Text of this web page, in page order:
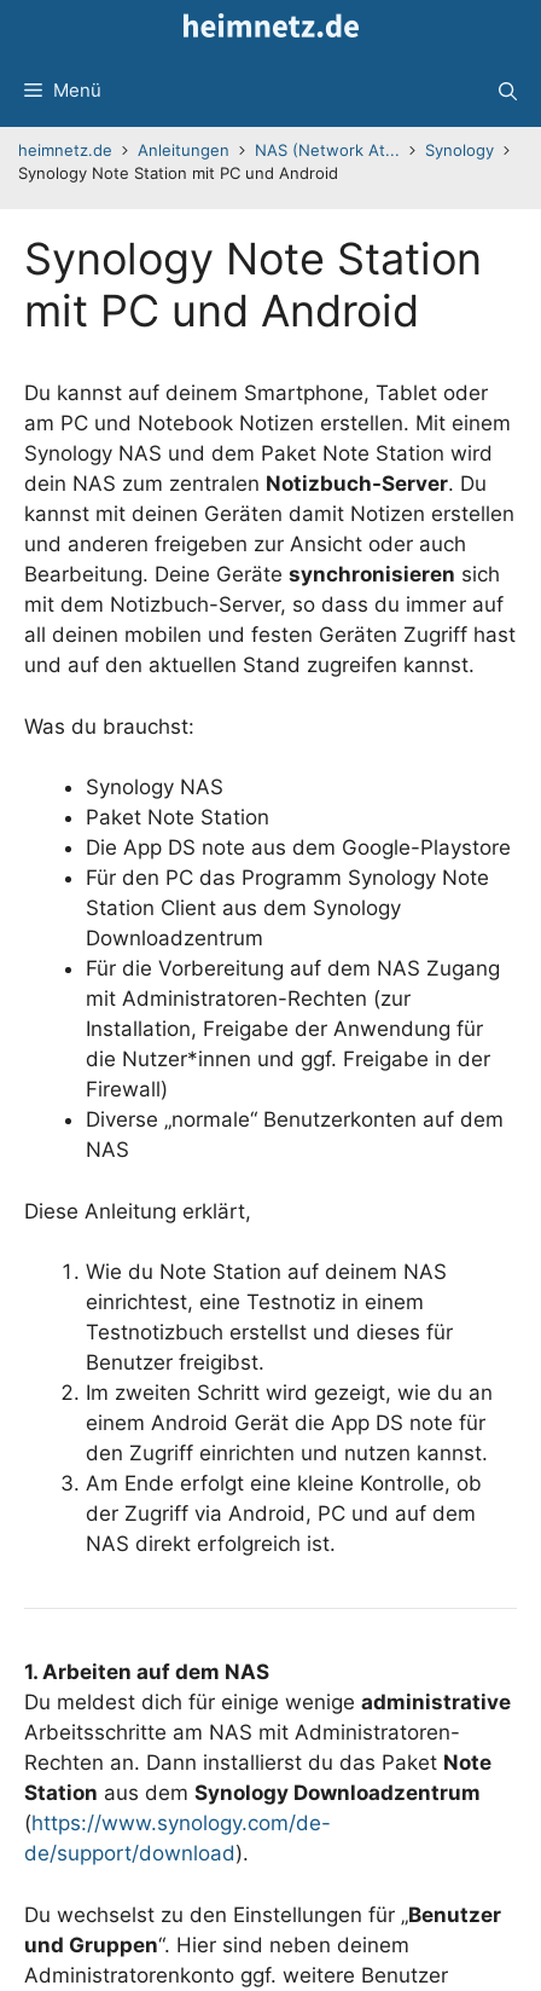
Menü
heimnetz.de Anleitungen NAS (Network At...
Synology
Synology Note Station mit PC und Android
Synology Note Station
mit PC und Android
Du kannst auf deinem Smartphone, Tablet oder
am PC und Notebook Notizen erstellen. Mit einem
Synology NAS und dem Paket Note Station wird
dein NAS zum zentralen Notizbuch-Server. Du
kannst mit deinen Geräten damit Notizen erstellen
und anderen freigeben zur Ansicht oder auch
Bearbeitung. Deine Geräte synchronisieren sich
mit dem Notizbuch-Server, so dass du immer auf
all deinen mobilen und festen Geräten Zugriff hast
und auf den aktuellen Stand zugreifen kannst.
Was du brauchst:
Synology NAS
Paket Note Station
Die App DS note aus dem Google-Playstore
Für den PC das Programm Synology Note
Station Client aus dem Synology
Downloadzentrum
Für die Vorbereitung auf dem NAS Zugang
mit Administratoren-Rechten (zur
Installation, Freigabe der Anwendung für
die Nutzer*innen und ggf. Freigabe in der
Firewall)
Diverse „normale“ Benutzerkonten auf dem
NAS
Diese Anleitung erklärt,
Wie du Note Station auf deinem NAS
einrichtest, eine Testnotiz in einem
Testnotizbuch erstellst und dieses für
Benutzer freigibst.
Im zweiten Schritt wird gezeigt, wie du an
einem Android Gerät die App DS note für
den Zugriff einrichten und nutzen kannst.
Am Ende erfolgt eine kleine Kontrolle, ob
der Zugriff via Android, PC und auf dem
NAS direkt erfolgreich ist.
1. Arbeiten auf dem NAS
Du meldest dich für einige wenige administrative
Arbeitsschritte am NAS mit Administratoren-
Rechten an. Dann installierst du das Paket Note
Station aus dem Synology Downloadzentrum
(https://www.synology.com/de-
de/support/download).
Du wechselst zu den Einstellungen für „Benutzer
und Gruppen“. Hier sind neben deinem
Administratorenkonto ggf. weitere Benutzer